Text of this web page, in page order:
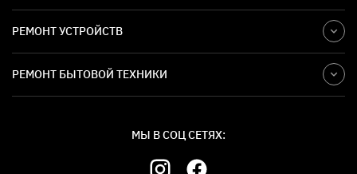
РЕМОНТ УСТРОЙСТВ
РЕМОНТ БЫТОВОЙ ТЕХНИКИ
МЫ В СОЦ СЕТЯХ: